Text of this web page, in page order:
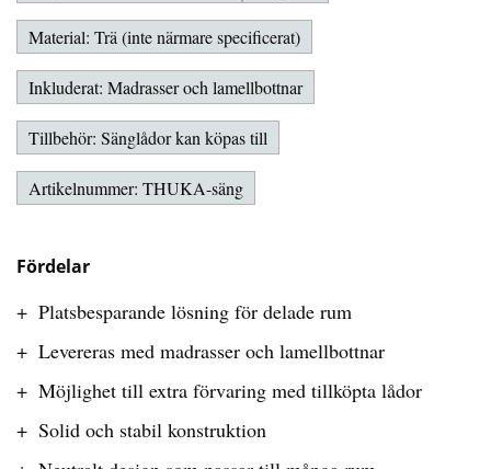
Fördelar
Platsbesparande lösning för delade rum
Levereras med madrasser och lamellbottnar
Möjlighet till extra förvaring med tillköpta lådor
Solid och stabil konstruktion
Material: Trä (inte närmare specificerat)
Inkluderat: Madrasser och lamellbottnar
Tillbehör: Sänglådor kan köpas till
Artikelnummer: THUKA-säng